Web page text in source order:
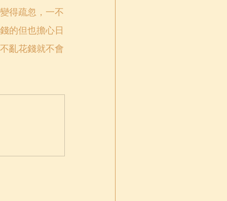
得疏忽，一不
的但也擔心日
亂花錢就不會